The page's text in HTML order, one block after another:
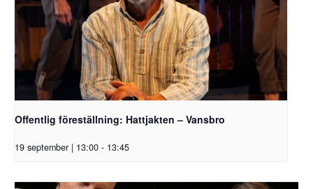
Offentlig föreställning: Hattjakten – Vansbro
19 september | 13:00 - 13:45